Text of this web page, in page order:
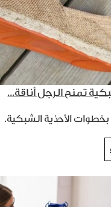
تمنح الرجل أناقة...
الأحذية الشبكية.